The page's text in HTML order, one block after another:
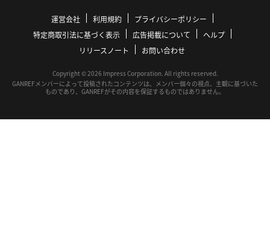
運営会社 利用規約
プライバシーポリシー
特定商取引法に基づく表示
広告掲載について
ヘルプ
リリースノート
お問い合わせ
Copyright © 2026 Impress Corporation. All rights reserved.
GANREFメンバーによって投稿されたコンテンツは、メンバー個々の視点、主観に基づいた
ものであり、GANREFがその内容を保証するものではありません。